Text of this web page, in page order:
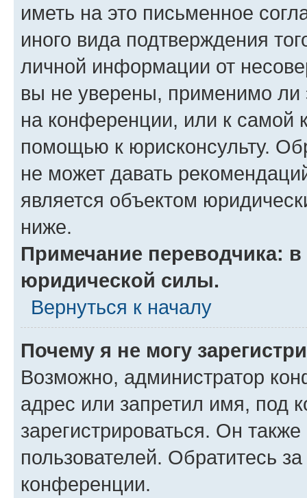
иметь на это письменное
иного вида подтверждения
личной информации от
вы не уверены, применимо ли
на конференции, или к самой
помощью к юрисконсульту.
не может давать
является объектом
ниже.
Примечание переводчика:
юридической силы.
Вернуться к началу
Почему я не могу
Возможно, администратор
адрес или запретил имя, под
зарегистрироваться. Он
пользователей. Обратитесь
конференции.